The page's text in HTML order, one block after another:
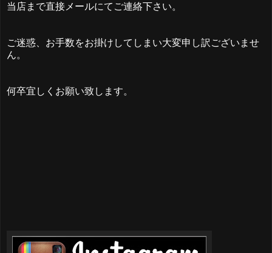
当店まで直接メールにてご連絡下さい。
ご迷惑、お手数をお掛けしてしまい大変申し訳ございませ
ん。
何卒宜しくお願い致します。